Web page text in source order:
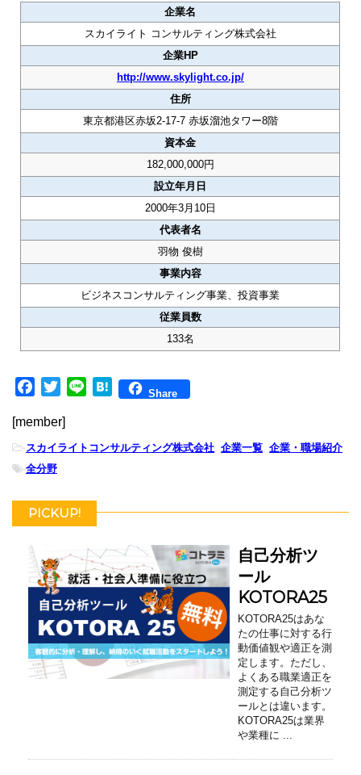
企業名
スカイライト コンサルティング株式会社
企業HP
http://www.skylight.co.jp/
住所
東京都港区赤坂2-17-7 赤坂溜池タワー8階
資本金
182,000,000円
設立年月日
2000年3月10日
代表者名
羽物 俊樹
事業内容
ビジネスコンサルティング事業、投資事業
従業員数
133名
c
e
b
o
k
i
t
r
e
H
e
Share
[member]
-スカイライトコンサルティング株式会社 企業一覧 企業・職場紹介
-全分野
PICKUP!
自己分析ツ
ール
KOTORA25
KOTORA25はあな
たの仕事に対する行
動価値観や適正を測
定します。ただし、
よくある職業適正を
測定する自己分析ツ
ールとは違います。
KOTORA25は業界
や業種に ...